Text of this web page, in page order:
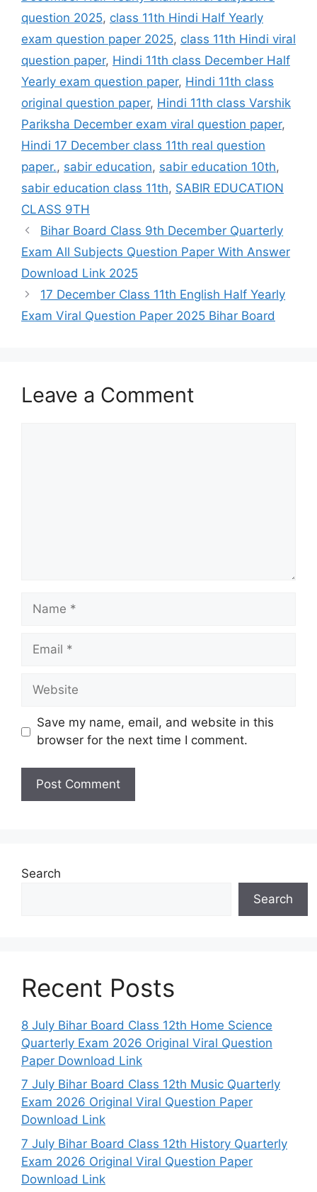
question 2025, class 11th Hindi Half Yearly
exam question paper 2025, class 11th Hindi viral
question paper, Hindi 11th class December Half
Yearly exam question paper, Hindi 11th class
original question paper, Hindi 11th class Varshik
Pariksha December exam viral question paper,
Hindi 17 December class 11th real question
paper., sabir education, sabir education 10th,
sabir education class 11th, SABIR EDUCATION
CLASS 9TH
Bihar Board Class 9th December Quarterly
Exam All Subjects Question Paper With Answer
Download Link 2025
17 December Class 11th English Half Yearly
Exam Viral Question Paper 2025 Bihar Board
Leave a Comment
Name
Email
Website
Save my name, email, and website in this
browser for the next time I comment.
Search
Search
Recent Posts
8 July Bihar Board Class 12th Home Science
Quarterly Exam 2026 Original Viral Question
Paper Download Link
7 July Bihar Board Class 12th Music Quarterly
Exam 2026 Original Viral Question Paper
Download Link
7 July Bihar Board Class 12th History Quarterly
Exam 2026 Original Viral Question Paper
Download Link